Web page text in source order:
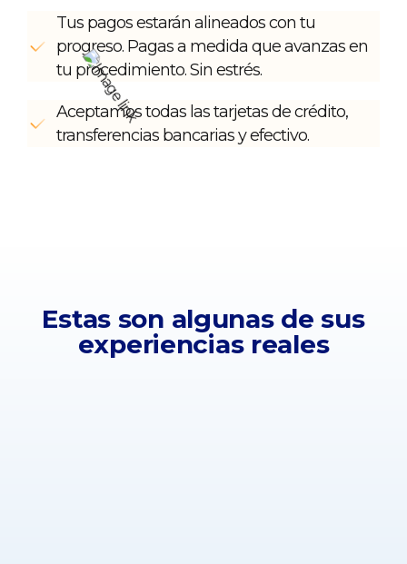
Tus pagos estarán alineados con tu
progreso. Pagas a medida que avanzas en
tu procedimiento. Sin estrés.
Aceptamos todas las tarjetas de crédito,
transferencias bancarias y efectivo.
Estas son algunas de sus
experiencias reales